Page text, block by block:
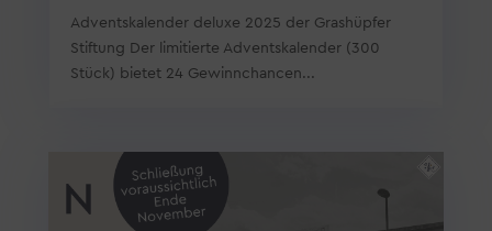
Adventskalender deluxe 2025 der Grashüpfer
Stiftung Der limitierte Adventskalender (300
Stück) bietet 24 Gewinnchancen...